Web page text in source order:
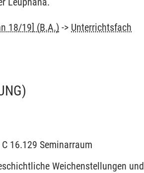
18/19] (B.A.) -> Unterrichtsfach
16.129 Seminarraum
Weichenstellungen und